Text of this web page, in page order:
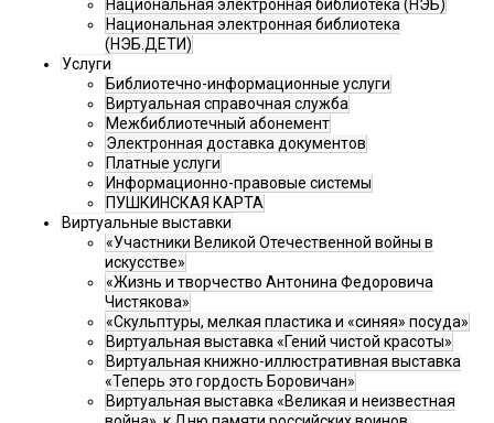
Национальная электронная библиотека (НЭБ)
Национальная электронная библиотека
(НЭБ.ДЕТИ)
Услуги
Библиотечно-информационные услуги
Виртуальная справочная служба
Межбиблиотечный абонемент
Электронная доставка документов
Платные услуги
Информационно-правовые системы
ПУШКИНСКАЯ КАРТА
Виртуальные выставки
«Участники Великой Отечественной войны в
искусстве»
«Жизнь и творчество Антонина Федоровича
Чистякова»
«Скульптуры, мелкая пластика и «синяя» посуда»
Виртуальная выставка «Гений чистой красоты»
Виртуальная книжно-иллюстративная выставка
«Теперь это гордость Боровичан»
Виртуальная выставка «Великая и неизвестная